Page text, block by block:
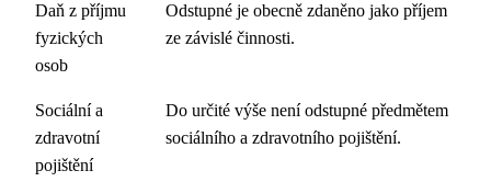
Daň z příjmu
fyzických
osob
Odstupné je obecně zdaněno jako příjem
ze závislé činnosti.
Sociální a
zdravotní
pojištění
Do určité výše není odstupné předmětem
sociálního a zdravotního pojištění.